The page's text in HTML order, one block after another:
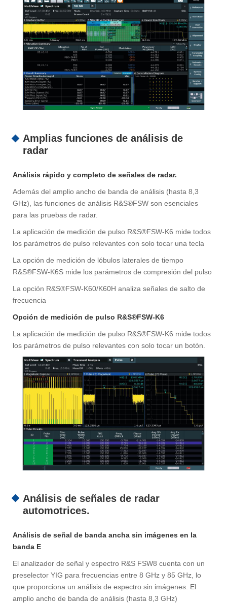
Amplias funciones de análisis de
radar
Análisis rápido y completo de señales de radar.
Además del amplio ancho de banda de análisis (hasta 8,3
GHz), las funciones de análisis R&S®FSW son esenciales
para las pruebas de radar.
La aplicación de medición de pulso R&S®FSW-K6 mide todos
los parámetros de pulso relevantes con solo tocar una tecla
La opción de medición de lóbulos laterales de tiempo
R&S®FSW-K6S mide los parámetros de compresión del pulso
La opción R&S®FSW-K60/K60H analiza señales de salto de
frecuencia
Opción de medición de pulso R&S®FSW-K6
La aplicación de medición de pulso R&S®FSW-K6 mide todos
los parámetros de pulso relevantes con solo tocar un botón.
Análisis de señales de radar
automotrices.
Análisis de señal de banda ancha sin imágenes en la
banda E
El analizador de señal y espectro R&S FSW8 cuenta con un
preselector YIG para frecuencias entre 8 GHz y 85 GHz, lo
que proporciona un análisis de espectro sin imágenes. El
amplio ancho de banda de análisis (hasta 8,3 GHz)